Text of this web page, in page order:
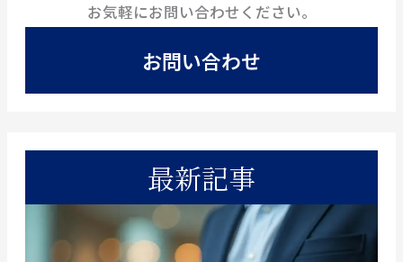
お気軽にお問い合わせください。
お問い合わせ
最新記事